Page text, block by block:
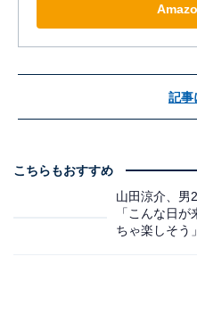
記事
こちらもおすすめ
山田涼介、男
「こんな日
ちゃ楽しそう」